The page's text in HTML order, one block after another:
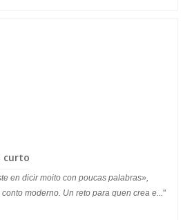
curto
en dicir moito con poucas palabras»,
moderno. Un reto para quen crea e..."